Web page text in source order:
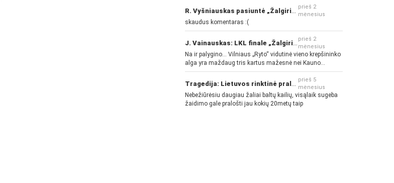
prieš 2
mėnesius
skaudus komentaras :(
prieš 2
mėnesius
Na ir palygino... Vilniaus „Ryto“ vidutinė vieno krepšininko
alga yra maždaug tris kartus mažesnė nei Kauno
„Žalgirio“... Mokama už sugebėjimus... Nėra pinigų - nėra
gerų žaidėjų...
prieš 5
mėnesius
Nebežiūrėsiu daugiau žaliai baltų kailių, visąlaik sugeba
žaidimo gale pralošti jau kokių 20metų taip